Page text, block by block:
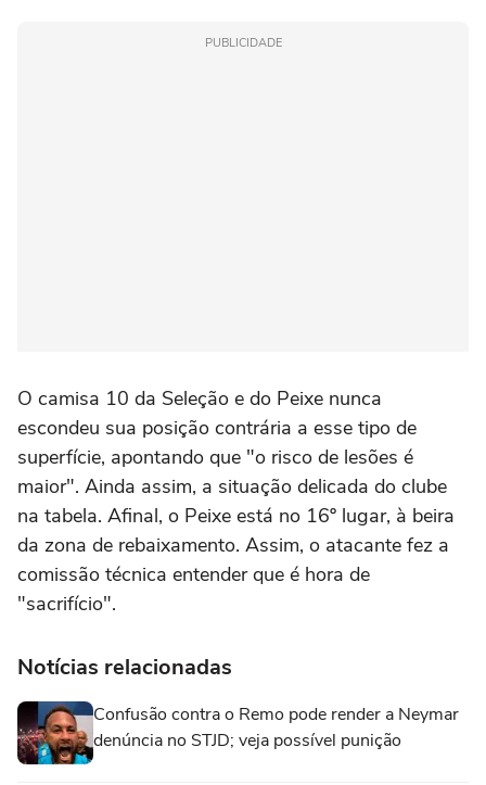
PUBLICIDADE
O camisa 10 da Seleção e do Peixe nunca
escondeu sua posição contrária a esse tipo de
superfície, apontando que "o risco de lesões é
maior". Ainda assim, a situação delicada do clube
na tabela. Afinal, o Peixe está no 16º lugar, à beira
da zona de rebaixamento. Assim, o atacante fez a
comissão técnica entender que é hora de
"sacrifício".
Notícias relacionadas
Confusão contra o Remo pode render a Neymar
denúncia no STJD; veja possível punição